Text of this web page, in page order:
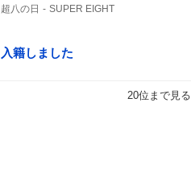
超八の日 SUPER EIGHT
入籍しました
20位まで見る